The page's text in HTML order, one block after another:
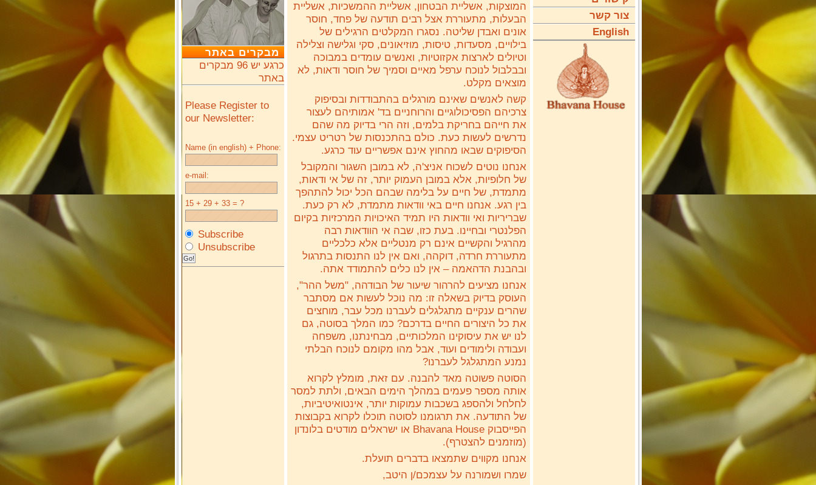
צור קשר
English
המוצקות, אשליית הבטחון, אשליית ההמשכיות, אשליית
הבעלות, מתעוררת אצל רבים תודעה של פחד, חוסר
אונים ואבדן שליטה. נסגרו המקלטים הרגילים של
בילויים, מסעדות, טיסות, מוזיאונים, סקי וגלישה וצלילה
וטיולים לארצות אקזוטיות, ואנשים עומדים במבוכה
ובבלבול לנוכח ערפל מאיים וסמיך של חוסר ודאות, לא
מוצאים מקלט.
קשה
הסיפוקים שבאו מהחוץ אינם אפשריים עוד כרגע.
ובהבנת הדהאמה – אין לנו כלים להתמודד אתה.
נמנע המתגלגל לעברנו?
(מוזמנים להצטרף).
אנחנו מקווים שתמצאו בדברים תועלת.
שמרו ושמורנה על עצמכם/ן היטב,
בקבוצת 'ישראלים
מודטים בלונדון'
בפייסבוק או באמצעות
מייל 'צור קשר'.
מבקרים באתר
כרגע יש 96 מבקרים
באתר
Please Register to
our Newsletter:
Name (in english) + Phone:
e-mail:
15 + 29 + 33 = ?
Subscribe
Unsubscribe